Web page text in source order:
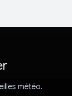
météo.